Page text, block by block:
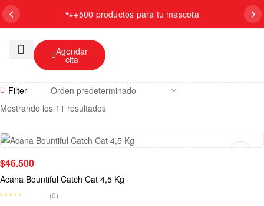
🐾+500 productos para tu mascota
Agendar
cita
Filter
Mostrando los 11 resultados
$46.500
Acana Bountiful Catch Cat 4,5 Kg
(0)